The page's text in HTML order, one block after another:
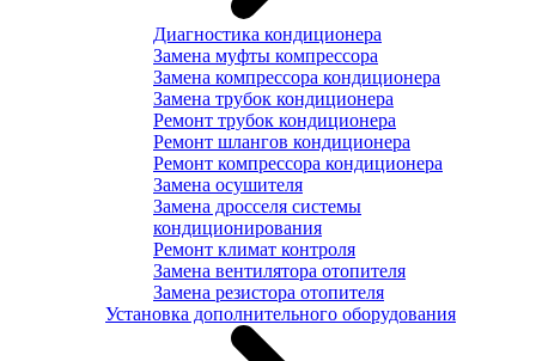
Диагностика кондиционера
Замена муфты компрессора
Замена компрессора кондиционера
Замена трубок кондиционера
Ремонт трубок кондиционера
Ремонт шлангов кондиционера
Ремонт компрессора кондиционера
Замена осушителя
Замена дросселя системы
кондиционирования
Ремонт климат контроля
Замена вентилятора отопителя
Замена резистора отопителя
Установка дополнительного оборудования